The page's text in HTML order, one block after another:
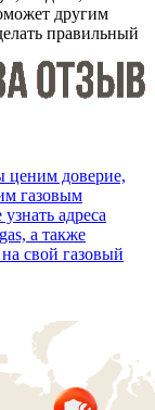
другим
правильный
ценим доверие,
газовым
адреса
а также
свой газовый